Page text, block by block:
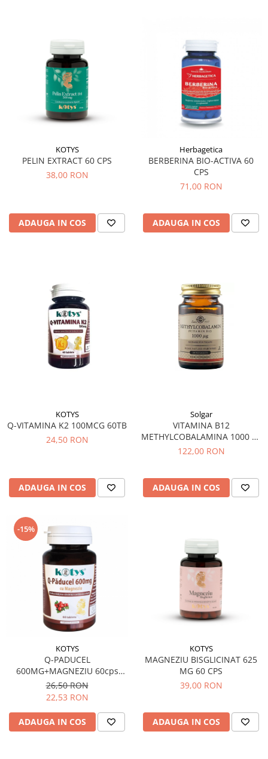
Imunostimulator
Indigestie
Infecții urinare
Infecții virale
Infertilitate femei
Inflamatii
Insomnie
Laringospasm
Leucoree
Meteorism
Obezitate
Parazitoză digestivă
Potenta
Prostatită
Remineralizare
Retenție apă
Sinuzită
Sistemul circulator
Sistemul digestiv
Sistemul muscular
Sistemul nervos
Sistemul osos si articulatii
Splina si pancreas
Stabilizare psiho-emoțională
Stres
KOTYS
PELIN EXTRACT 60 CPS
38,00 RON
ADAUGA IN COS
Herbagetica
BERBERINA BIO-ACTIVA 60
CPS
71,00 RON
ADAUGA IN COS
KOTYS
Q-VITAMINA K2 100MCG 60TB
24,50 RON
ADAUGA IN COS
Solgar
VITAMINA B12
METHYLCOBALAMINA 1000 30
TB
122,00 RON
ADAUGA IN COS
-15%
KOTYS
Q-PADUCEL
600MG+MAGNEZIU 60cps
KOTYS
26,50 RON
22,53 RON
ADAUGA IN COS
KOTYS
MAGNEZIU BISGLICINAT 625
MG 60 CPS
39,00 RON
ADAUGA IN COS